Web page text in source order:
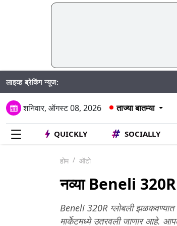
लाइव्ह ब्रेकिंग न्यूज:
शनिवार, ऑगस्ट 08, 2026 ताज्या बातम्या
QUICKLY SOCIALLY
होम ऑटो
नव्या Beneli 320R
Beneli 320R ग्लोबली
मार्केटमध्ये उतरवली जाणार आहे.